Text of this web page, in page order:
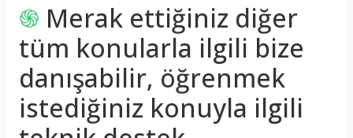
֍ Merak ettiğiniz diğer
tüm konularla ilgili bize
danışabilir, öğrenmek
istediğiniz konuyla ilgili